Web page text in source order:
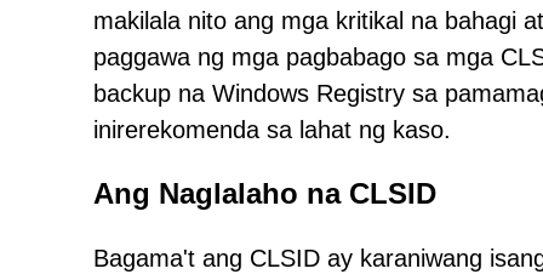
makilala nito ang mga kritikal na bahagi
paggawa ng mga pagbabago sa mga
backup na Windows Registry sa
inirerekomenda sa lahat ng kaso.
Ang Naglalaho na CLSID
Bagama't ang CLSID ay karaniwang